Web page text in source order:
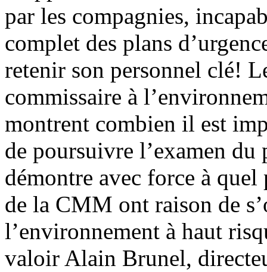
par les compagnies,
complet des plans
retenir son personnel clé!
commissaire à
montrent combien il est
de poursuivre l’examen
démontre avec force à
de la CMM ont raison de
l’environnement à haut
valoir Alain Brunel,